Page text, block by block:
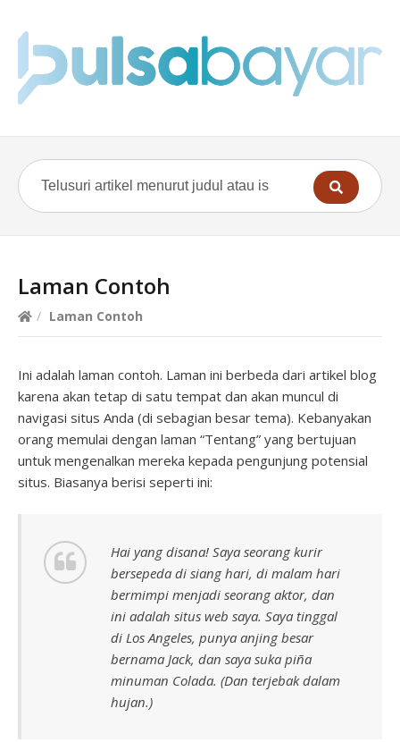
Laman Contoh
/ Laman Contoh
Ini adalah laman contoh. Laman ini berbeda dari artikel blog
karena akan tetap di satu tempat dan akan muncul di
navigasi situs Anda (di sebagian besar tema). Kebanyakan
orang memulai dengan laman “Tentang” yang bertujuan
untuk mengenalkan mereka kepada pengunjung potensial
situs. Biasanya berisi seperti ini:
Hai yang disana! Saya seorang kurir
bersepeda di siang hari, di malam hari
bermimpi menjadi seorang aktor, dan
ini adalah situs web saya. Saya tinggal
di Los Angeles, punya anjing besar
bernama Jack, dan saya suka piña
minuman Colada. (Dan terjebak dalam
hujan.)